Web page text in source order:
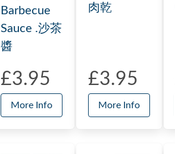
Barbecue
Sauce .沙茶
醬
£3.95
More Info
肉乾
£3.95
More Info